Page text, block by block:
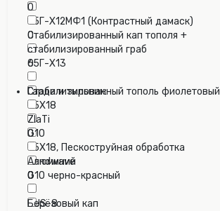
0
65Г-Х12МФ1 (Контрастный дамаск)
0
65Г-Х13
0
95Х18
0
95Х18, Пескоструйная обработка
Sandwave
0
AUS-8
0
Cтабилизированный кап тополя +
стабилизированный граб
0
Cтабилизированный тополь фиолетовый
0
G10
0
G10 черно-красный
0
Гарда и тыльник:
ZlaTi
0
Алюминий
0
Берёзовый кап